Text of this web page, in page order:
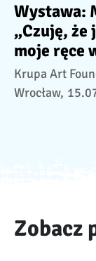
Wystawa:
„Czuję, że
moje ręce
Krupa Art
Wrocław,
Zobacz